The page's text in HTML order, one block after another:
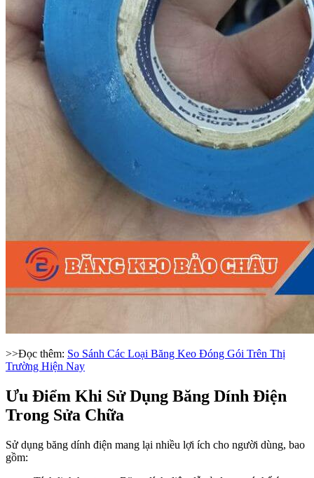
>>Đọc thêm: So Sánh Các Loại Băng Keo Đóng Gói Trên Thị
Trường Hiện Nay
Ưu Điểm Khi Sử Dụng Băng Dính Điện
Trong Sửa Chữa
Sử dụng băng dính điện mang lại nhiều lợi ích cho người dùng, bao
gồm: